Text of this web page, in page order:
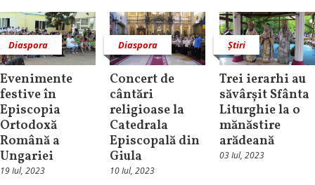
Diaspora
Evenimente
festive în
Episcopia
Ortodoxă
Română a
Ungariei
19 Iul, 2023
Diaspora
Concert de
cântări
religioase la
Catedrala
Episcopală din
Giula
10 Iul, 2023
Știri
Trei ierarhi au
săvârșit Sfânta
Liturghie la o
mănăstire
arădeană
03 Iul, 2023